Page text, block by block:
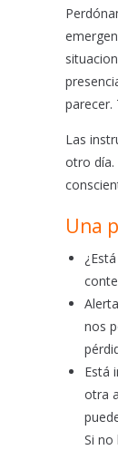
parecer.
Las
otro día.
Una
nos
Está
otra
Si no